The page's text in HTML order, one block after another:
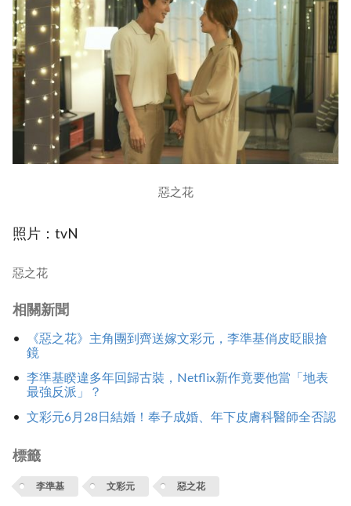
惡之花
照片：tvN
惡之花
相關新聞
《惡之花》主角團到齊送嫁文彩元，李準基俏皮眨眼搶
鏡
李準基睽違多年回歸古裝，Netflix新作竟要他當「地表
最強反派」？
文彩元6月28日結婚！奉子成婚、年下皮膚科醫師全否認
標籤
李準基 文彩元 惡之花